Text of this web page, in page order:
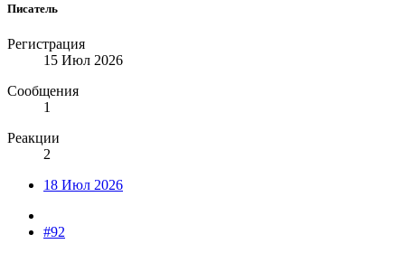
Писатель
Регистрация
15 Июл 2026
Сообщения
1
Реакции
2
18 Июл 2026
#92